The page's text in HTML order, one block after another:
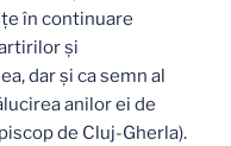
în continuare
şi
dar şi ca semn al
anilor ei de
de Cluj-Gherla).